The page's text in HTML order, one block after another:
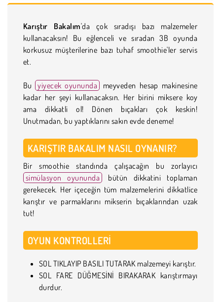
Karıştır Bakalım'da çok sıradışı bazı malzemeler
kullanacaksın! Bu eğlenceli ve sıradan 3B oyunda
korkusuz müşterilerine bazı tuhaf smoothie'ler servis
et.
Bu yiyecek oyununda
meyveden hesap makinesine
kadar her şeyi kullanacaksın. Her birini miksere koy
ama dikkatli ol! Dönen bıçakları çok keskin!
Unutmadan, bu yaptıklarını sakın evde deneme!
KARIŞTIR BAKALIM NASIL OYNANIR?
Bir smoothie standında çalışacağın bu zorlayıcı
simülasyon oyununda
bütün dikkatini toplaman
gerekecek. Her içeceğin tüm malzemelerini dikkatlice
karıştır ve parmaklarını mikserin bıçaklarından uzak
tut!
OYUN KONTROLLERI
SOL TIKLAYIP BASILI TUTARAK malzemeyi karıştır.
SOL FARE DÜĞMESİNİ BIRAKARAK karıştırmayı
durdur.